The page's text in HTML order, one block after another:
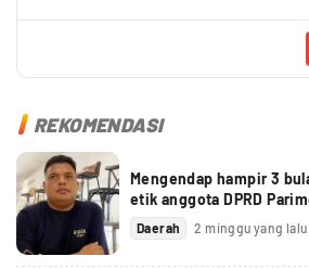
REKOMENDASI
Mengendap hampir 3
etik anggota DPRD
Daerah 2 minggu yang lalu